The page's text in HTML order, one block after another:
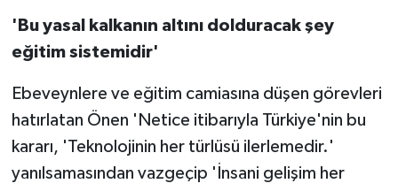
'Bu yasal kalkanın altını dolduracak şey
eğitim sistemidir'
Ebeveynlere ve eğitim camiasına düşen görevleri
hatırlatan Önen 'Netice itibarıyla Türkiye'nin bu
kararı, 'Teknolojinin her türlüsü ilerlemedir.'
yanılsamasından vazgeçip 'İnsani gelişim her